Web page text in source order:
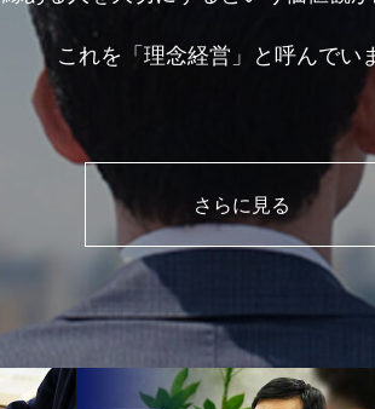
これを「理念経営」と呼んでい
さらに見る